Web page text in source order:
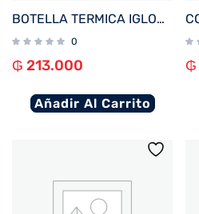
BOTELLA TERMICA IGLOO 1.6L NEGRO C/MANIJA 31486
0
₲ 213.000
Añadir Al Carrito
₲